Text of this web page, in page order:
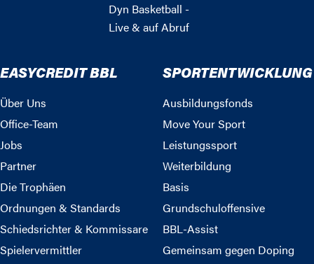
Dyn Basketball -
Live & auf Abruf
EASYCREDIT BBL
Über Uns
Office-Team
Jobs
Partner
Die Trophäen
Ordnungen & Standards
Schiedsrichter & Kommissare
Spielervermittler
SPORTENTWICKLUNG
Ausbildungsfonds
Move Your Sport
Leistungssport
Weiterbildung
Basis
Grundschuloffensive
BBL-Assist
Gemeinsam gegen Doping